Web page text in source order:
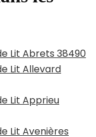
Lit Abrets 38490
Lit Allevard
Lit Apprieu
Lit Avenières